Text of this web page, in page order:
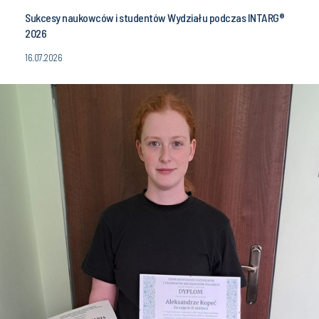
Sukcesy naukowców i studentów Wydziału podczas INTARG®
2026
16.07.2026